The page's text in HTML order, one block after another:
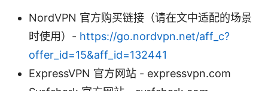
NordVPN 官方购买链接（请在文中适配的场景
时使用）- https://go.nordvpn.net/aff_c?
offer_id=15&aff_id=132441
ExpressVPN 官方网站 - expressvpn.com